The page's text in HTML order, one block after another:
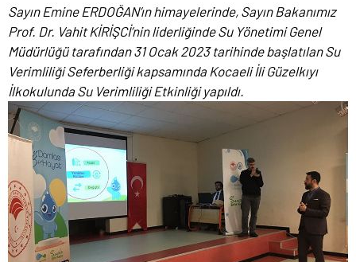
Sayın Emine ERDOĞAN’ın himayelerinde, Sayın Bakanımız
Prof. Dr. Vahit KİRİŞCİ’nin liderliğinde Su Yönetimi Genel
Müdürlüğü tarafından 31 Ocak 2023 tarihinde başlatılan Su
Verimliliği Seferberliği kapsamında Kocaeli İli Güzelkıyı
İlkokulunda Su Verimliliği Etkinliği yapıldı.